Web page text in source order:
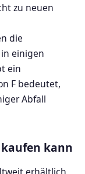
zu neuen
die
einigen
ein
F bedeutet,
Abfall
kann